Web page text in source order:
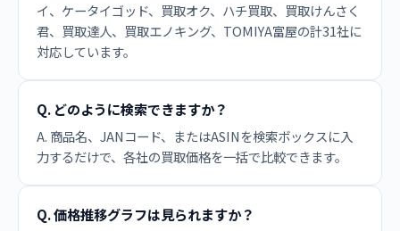
イ、ケータイゴッド、買取オク、ハチ買取、買取けんさく
君、買取達人、買取エノキング、TOMIYA富屋の計31社に
対応しています。
Q. どのように検索できますか？
A. 商品名、JANコード、またはASINを検索ボックスに入
力するだけで、各社の買取価格を一括で比較できます。
Q. 価格推移グラフは見られますか？